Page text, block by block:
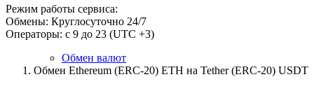
Режим работы сервиса:
Обмены: Круглосуточно 24/7
Операторы: с 9 до 23 (UTC +3)
Обмен валют
Обмен Ethereum (ERC-20) ETH на Tether (ERC-20) USDT